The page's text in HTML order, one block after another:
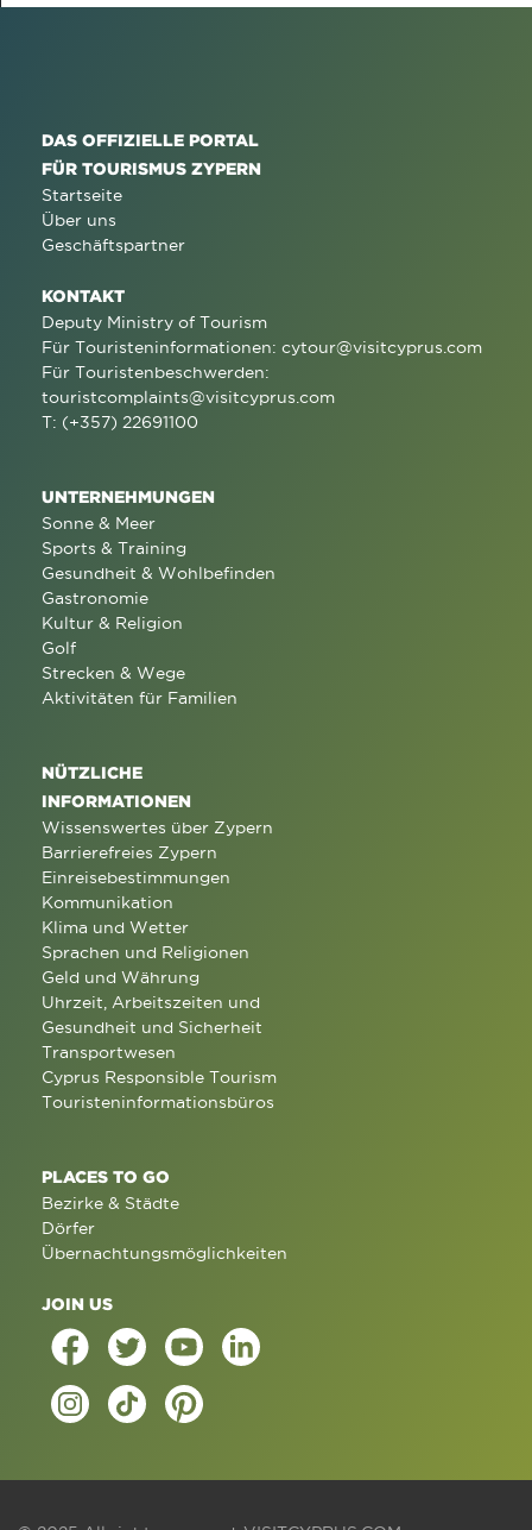
DAS OFFIZIELLE PORTAL
FÜR TOURISMUS ZYPERN
Startseite
Über uns
Geschäftspartner
KONTAKT
Deputy Ministry of Tourism
Für Touristeninformationen: cytour@visitcyprus.com
Für Touristenbeschwerden:
touristcomplaints@visitcyprus.com
T: (+357) 22691100
UNTERNEHMUNGEN
Sonne & Meer
Sports & Training
Gesundheit & Wohlbefinden
Gastronomie
Kultur & Religion
Golf
Strecken & Wege
Aktivitäten für Familien
NÜTZLICHE
INFORMATIONEN
Wissenswertes über Zypern
Barrierefreies Zypern
Einreisebestimmungen
Kommunikation
Klima und Wetter
Sprachen und Religionen
Geld und Währung
Uhrzeit, Arbeitszeiten und
Gesundheit und Sicherheit
Transportwesen
Cyprus Responsible Tourism
Touristeninformationsbüros
PLACES TO GO
Bezirke & Städte
Dörfer
Übernachtungsmöglichkeiten
JOIN US